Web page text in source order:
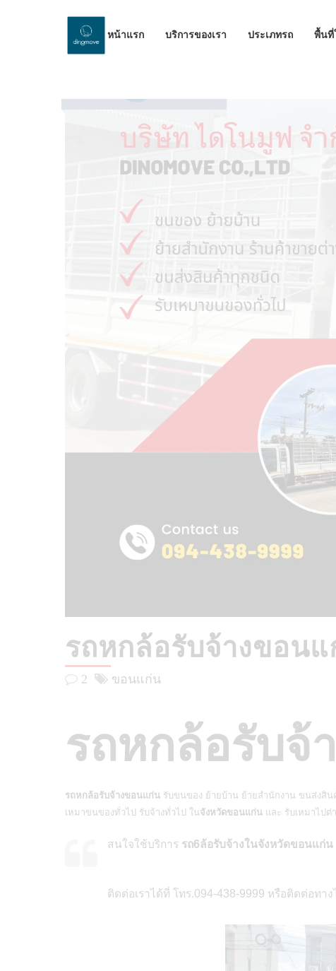
หน้าแรก บริการของเรา ประเภทรถ พื้นที่
รถหกล้อรับจ้างขอน
2 ขอนแก่น
รถหกล้อรับจ้
รถหกล้อรับจ้างขอนแก่น รับขนของ ย้ายบ้าน ย้ายสำนักงาน ขนส่งสิ
เหมาขนของทั่วไป รับจ้างทั่วไป ในจังหวัดขอนแก่น และ รับเหมาไปต่
สนใจใช้บริการ รถ6ล้อรับจ้างในจังหวัดขอนแก่น
ติดต่อเราได้ที่ โทร.094-438-9999 หรือติดต่อทา